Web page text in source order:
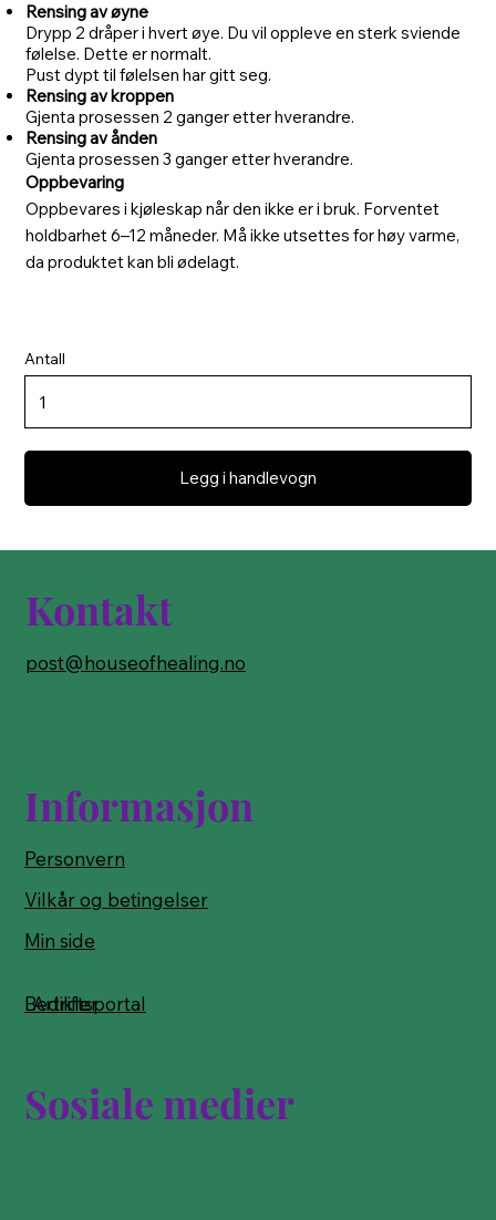
Rensing av øyne
Drypp 2 dråper i hvert øye. Du vil oppleve en sterk sviende
følelse. Dette er normalt.
Pust dypt til følelsen har gitt seg.
Rensing av kroppen
Gjenta prosessen 2 ganger etter hverandre.
Rensing av ånden
Gjenta prosessen 3 ganger etter hverandre.
Oppbevaring
Oppbevares i kjøleskap når den ikke er i bruk. Forventet
holdbarhet 6–12 måneder. Må ikke utsettes for høy varme,
da produktet kan bli ødelagt.
Antall
Legg i handlevogn
Kontakt
post@houseofhealing.no
Informasjon
Personvern
Vilkår og betingelser
Min side
Bedriftsportal
Artikler
Sosiale medier